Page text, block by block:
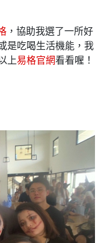
，協助我選了一所好
是吃喝生活機能，我
上易格官網看看喔！